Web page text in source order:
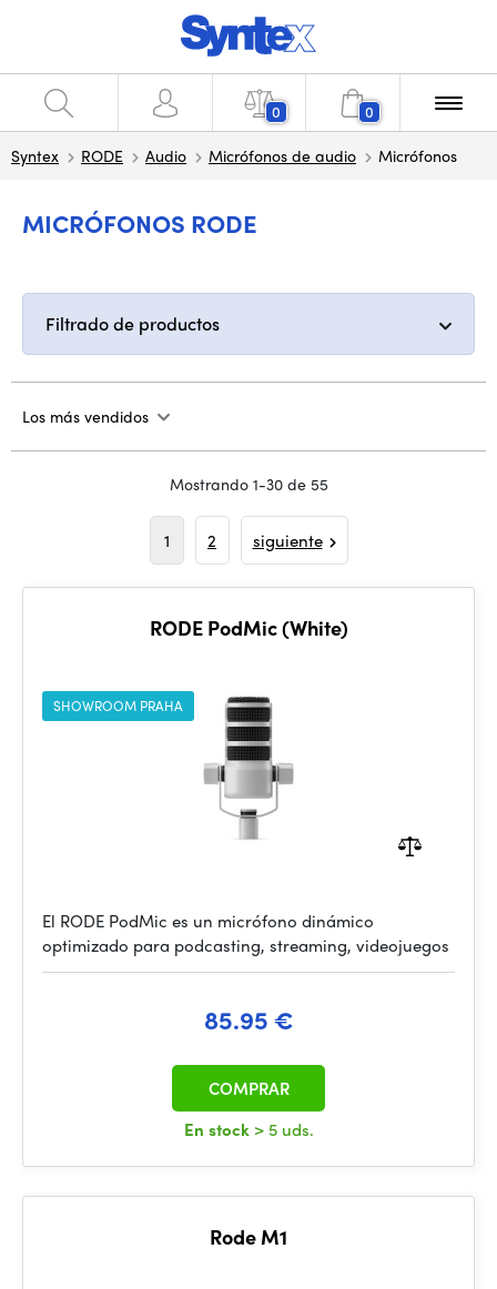
0 0
Syntex RODE Audio Micrófonos de audio Micrófonos
MICRÓFONOS RODE
Filtrado de productos
Los más vendidos
Mostrando 1-30 de 55
1 2 siguiente
RODE PodMic (White)
SHOWROOM PRAHA
El RODE PodMic es un micrófono dinámico
optimizado para podcasting, streaming, videojuegos
85.95 €
En stock > 5 uds.
COMPRAR
Rode M1